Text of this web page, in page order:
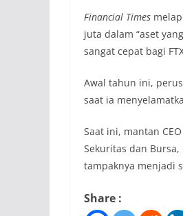
Financial Times
juta dalam “aset
sangat cepat bagi
Awal tahun ini,
saat ia
Saat ini, mantan
Sekuritas dan
tampaknya menjadi
Share :